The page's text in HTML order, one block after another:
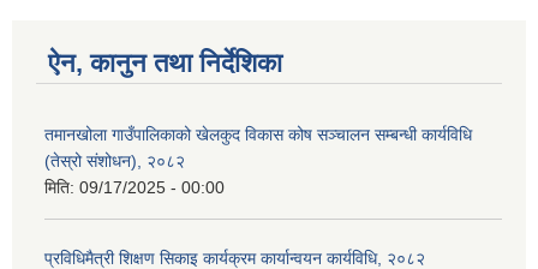
ऐन, कानुन तथा निर्देशिका
तमानखोला गाउँपालिकाको खेलकुद विकास कोष सञ्चालन सम्बन्धी कार्यविधि
(तेस्रो संशोधन), २०८२
मिति: 09/17/2025 - 00:00
प्रविधिमैत्री शिक्षण सिकाइ कार्यक्रम कार्यान्वयन कार्यविधि, २०८२